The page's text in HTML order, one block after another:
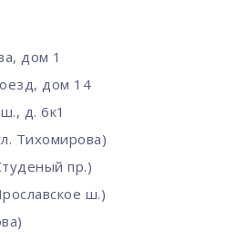
дом 1
дом 14
д. 6к1
Тихомирова)
пр.)
ш.)